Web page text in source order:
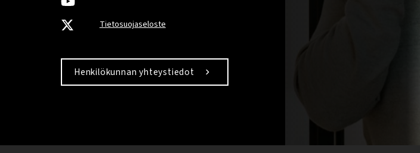
Tietosuojaseloste
Henkilökunnan yhteystiedot